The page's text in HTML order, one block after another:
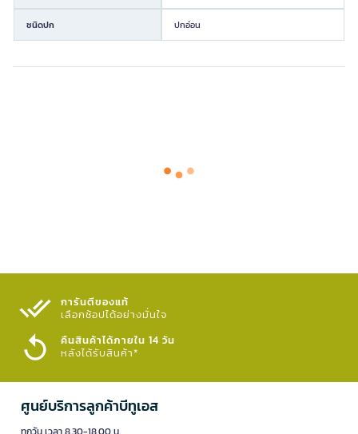
ชนิดปก ปกอ่อน
การันตีของแท้
เลือกช้อปได้อย่างมั่นใจ​
คืนสินค้าได้ภายใน 14 วัน
หลังได้รับสินค้า*
ศูนย์บริการลูกค้าบีทูเอส